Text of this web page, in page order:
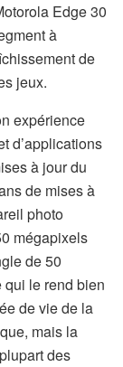
Edge 30
à
de
jeux.
expérience
d’applications
à jour du
de mises à
photo
mégapixels
de 50
qui le rend bien
de vie de la
mais la
des